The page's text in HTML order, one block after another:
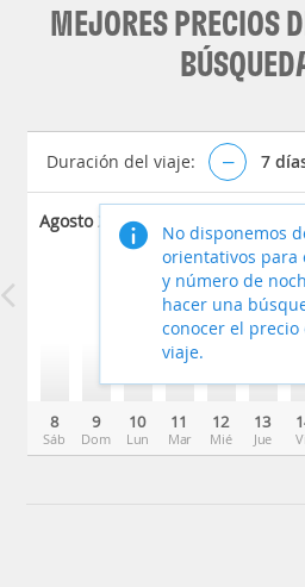
MEJORES PRECIOS
Duración del viaje: – 7
Agosto 2026
8
Sáb
9
Dom
10
Lun
11
Mar
12
Mié
13
Jue
No disponemos
orientativos para
y número de
hacer una
conocer el precio
viaje.